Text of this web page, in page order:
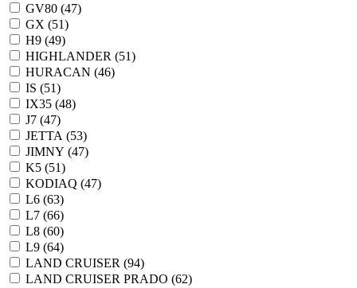
GV80 (47)
GX (51)
H9 (49)
HIGHLANDER (51)
HURACAN (46)
IS (51)
IX35 (48)
J7 (47)
JETTA (53)
JIMNY (47)
K5 (51)
KODIAQ (47)
L6 (63)
L7 (66)
L8 (60)
L9 (64)
LAND CRUISER (94)
LAND CRUISER PRADO (62)